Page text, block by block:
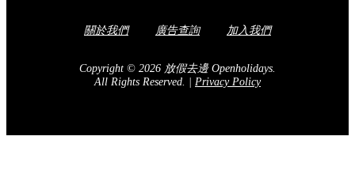
關於我們 廣告查詢 加入我們
Copyright © 2026 放假去邊 Openholidays.
All Rights Reserved.
Privacy Policy